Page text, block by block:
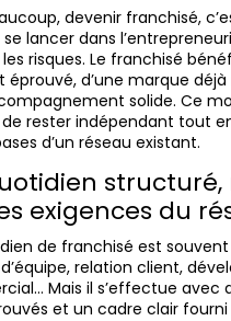
devenir franchisé,
lancer dans
risques. Le franchisé
éprouvé, d’une marque
solide. Ce
rester indépendant tout
d’un réseau existant.
exigences du
de franchisé est
relation client,
Mais il s’effectue avec
et un cadre clair